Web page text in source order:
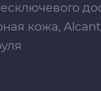
кожа,